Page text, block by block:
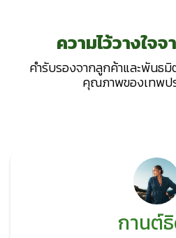
ความไว้วางใจ
คำรับรองจากลูกค้าและพันธ
คุณภาพของเทพป
กานต์